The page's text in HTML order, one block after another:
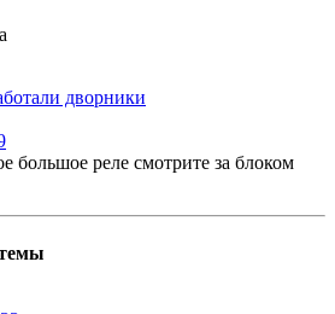
дворники
большое реле смотрите за блоком